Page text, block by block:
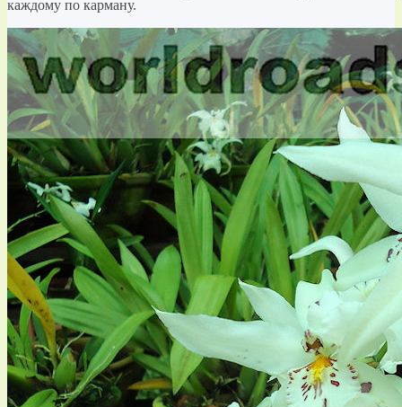
каждому по карману.